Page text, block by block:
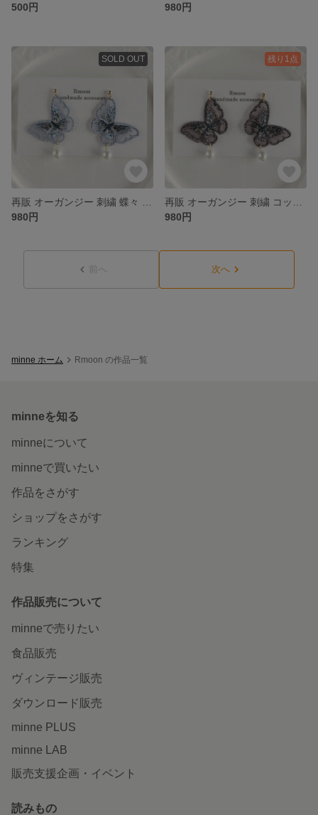
500円
980円
SOLD OUT
980円
残り1点
980円
前へ 次へ
minne ホーム Rmoon の作品一覧
minneを知る
minneについて
minneで買いたい
作品をさがす
ショップをさがす
ランキング
特集
作品販売について
minneで売りたい
食品販売
ヴィンテージ販売
ダウンロード販売
minne PLUS
minne LAB
販売支援企画・イベント
読みもの